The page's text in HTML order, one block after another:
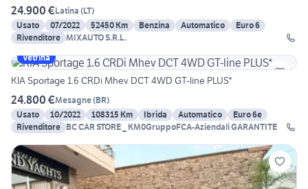
24.900 €Latina (LT)
Usato
07/2022 52450 Km Benzina Automatico
Euro 6
Rivenditore MIXAUTO S.R.L.
Vetrina
KIA Sportage 1.6 CRDi Mhev DCT 4WD GT-line PLUS*
24.800 €Mesagne(BR)
Usato
10/2022 108315 Km Ibrida Automatico
Euro 6e
Rivenditore BC CAR STORE _ KM0GruppoFCA-Aziendali GARANTITE